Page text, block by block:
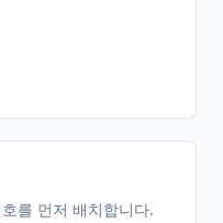
를 먼저 배치합니다.